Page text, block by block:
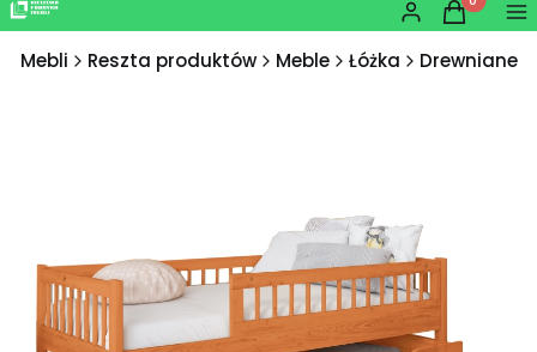
Zaloguj się
Produkty
Koszyk
Mebli Reszta produktów Meble Łóżka Drewniane